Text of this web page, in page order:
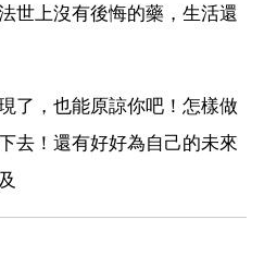
世上沒有後悔的藥，生活還
了，也能原諒你吧！怎樣做
去！還有好好為自己的未來